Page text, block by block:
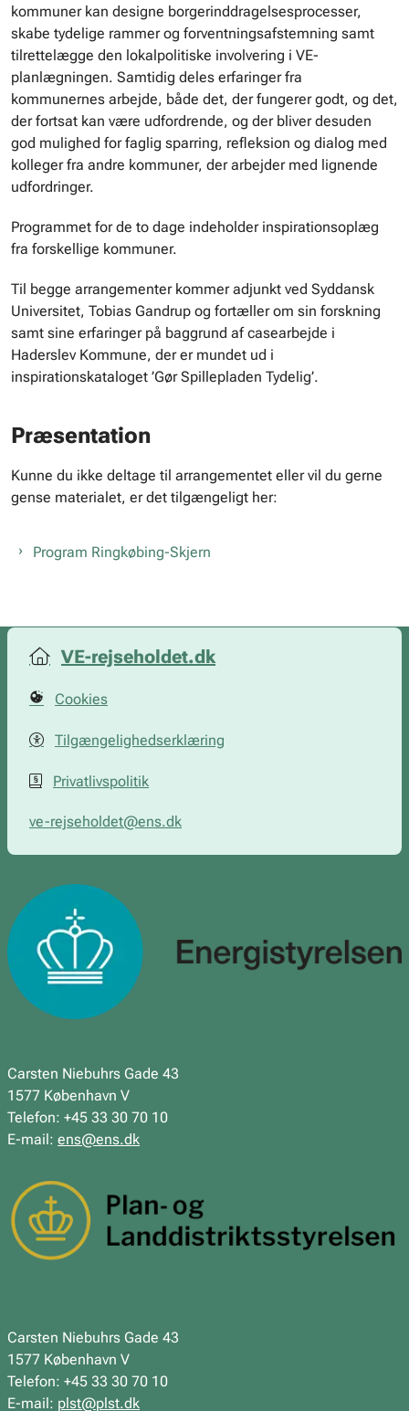
kommuner kan designe borgerinddragelsesprocesser,
skabe tydelige rammer og forventningsafstemning samt
tilrettelægge den lokalpolitiske involvering i VE-
planlægningen. Samtidig deles erfaringer fra
kommunernes arbejde, både det, der fungerer godt, og det,
der fortsat kan være udfordrende, og der bliver desuden
god mulighed for faglig sparring, refleksion og dialog med
kolleger fra andre kommuner, der arbejder med lignende
udfordringer.
Programmet for de to dage indeholder inspirationsoplæg
fra forskellige kommuner.
Til begge arrangementer kommer adjunkt ved Syddansk
Universitet, Tobias Gandrup og fortæller om sin forskning
samt sine erfaringer på baggrund af casearbejde i
Haderslev Kommune, der er mundet ud i
inspirationskataloget ’Gør Spillepladen Tydelig’.
Præsentation
Kunne du ikke deltage til arrangementet eller vil du gerne
gense materialet, er det tilgængeligt her:
Program Ringkøbing-Skjern
VE-rejseholdet.dk
Cookies
Tilgængelighedserklæring
Privatlivspolitik
ve-rejseholdet@ens.dk
Carsten Niebuhrs Gade 43
1577 København V
Telefon: +45 33 30 70 10
E-mail: ens@ens.dk
Carsten Niebuhrs Gade 43
1577 København V
Telefon: +45 33 30 70 10
E-mail: plst@plst.dk